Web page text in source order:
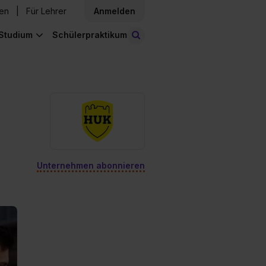
Für Lehrer Anmelden
Schülerpraktikum
Unternehmen abonnieren